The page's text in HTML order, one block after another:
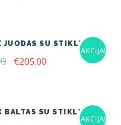
AKCIJA!
JUODAS SU STIKLU
Original
€205.00Current
AKCIJA!
BALTAS SU STIKLU